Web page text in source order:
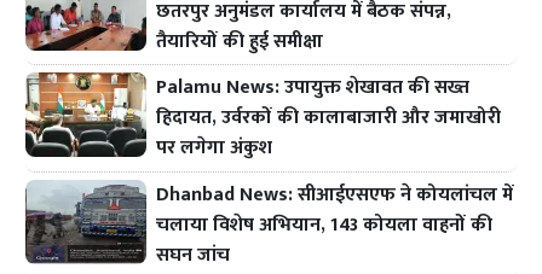
छतरपुर अनुमंडल कार्यालय में बैठक संपन्न,
तैयारियों की हुई समीक्षा
Palamu News: उपायुक्त शेखावत की सख्त
हिदायत, उर्वरकों की कालाबाजारी और जमाखोरी
पर लगेगा अंकुश
Dhanbad News: सीआईएसएफ ने कोयलांचल में
चलाया विशेष अभियान, 143 कोयला वाहनों की
सघन जांच